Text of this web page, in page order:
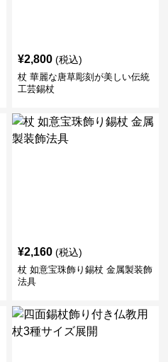
¥2,800 (税込)
杖 華麗な唐草彫刻が美しい伝統
工芸錫杖
¥2,160 (税込)
杖 如意宝珠飾り錫杖 金属製装飾
法具